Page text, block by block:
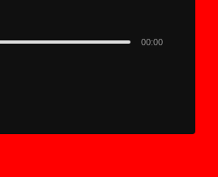
00:00